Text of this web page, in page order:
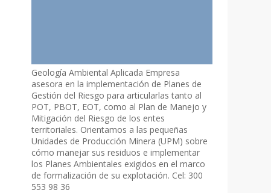
Geología Ambiental Aplicada Empresa
asesora en la implementación de Planes de
Gestión del Riesgo para articularlas tanto al
POT, PBOT, EOT, como al Plan de Manejo y
Mitigación del Riesgo de los entes
territoriales. Orientamos a las pequeñas
Unidades de Producción Minera (UPM) sobre
cómo manejar sus residuos e implementar
los Planes Ambientales exigidos en el marco
de formalización de su explotación. Cel: 300
553 98 36